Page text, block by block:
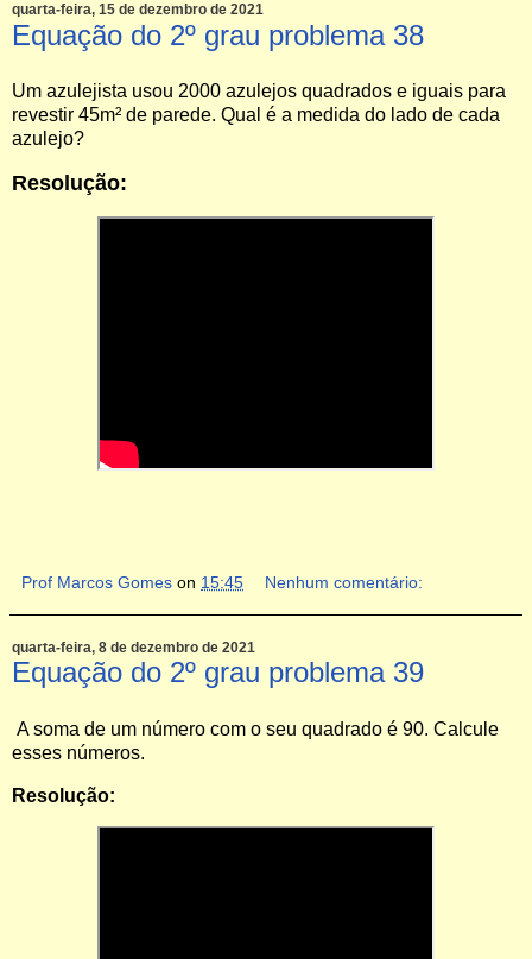
quarta-feira, 15 de dezembro de 2021
Equação do 2º grau problema 38
Um azulejista usou 2000 azulejos quadrados e iguais para
revestir 45m² de parede. Qual é a medida do lado de cada
azulejo?
Resolução:
Prof Marcos Gomes on 15:45 Nenhum comentário:
quarta-feira, 8 de dezembro de 2021
Equação do 2º grau problema 39
A soma de um número com o seu quadrado é 90. Calcule
esses números.
Resolução: